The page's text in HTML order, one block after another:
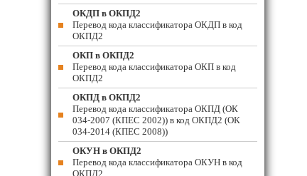
ОКДП в ОКПД2
Перевод кода классификатора ОКДП в код
ОКПД2
ОКП в ОКПД2
Перевод кода классификатора ОКП в код
ОКПД2
ОКПД в ОКПД2
Перевод кода классификатора ОКПД (ОК
034-2007 (КПЕС 2002)) в код ОКПД2 (ОК
034-2014 (КПЕС 2008))
ОКУН в ОКПД2
Перевод кода классификатора ОКУН в код
ОКПД2